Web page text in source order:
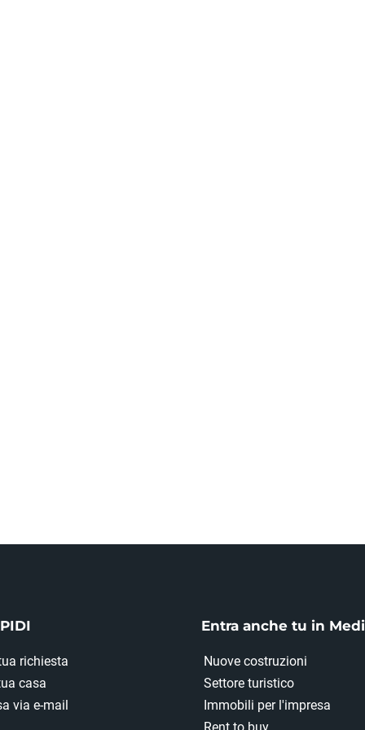
richiesta
casa
via e-mail
Entra anche tu in
Nuove costruzioni
Settore turistico
Immobili per l'impresa